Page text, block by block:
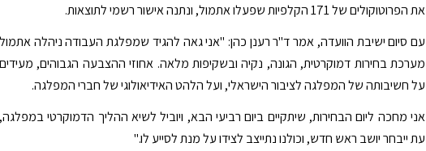
את הפרוטוקולים של 171 הקלפיות שפעלו אתמול, ונתנה אישור רשמי לתוצאות.
עם סיום ישיבת הוועדה, אמר ד"ר רענן כהן: "אני גאה להגיד שמפלגת העבודה ניהלה אתמול
מערכת בחירות דמוקרטית, הגונה, נקיה ובשקיפות מלאה. אחוזי ההצבעה הגבוהים, מעידים
על חשיבותה של המפלגה לציבור הישראלי, ועל הלהט האידיאולוגי של חברי המפלגה.
אני מחכה ליום הבחירות, שיתקיים ביום רביעי הבא, ויוביל לשיא ההליך הדמוקרטי במפלגה,
עת ייבחר יושב ראש חדש, וכולנו נתייצב לצידו על מנת לסייע לו."